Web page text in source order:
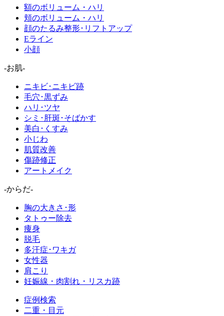
額のボリューム・ハリ
頬のボリューム・ハリ
顔のたるみ整形･リフトアップ
Eライン
小顔
-お肌-
ニキビ･ニキビ跡
毛穴･黒ずみ
ハリ･ツヤ
シミ･肝斑･そばかす
美白･くすみ
小じわ
肌質改善
傷跡修正
アートメイク
-からだ-
胸の大きさ･形
タトゥー除去
痩身
脱毛
多汗症･ワキガ
女性器
肩こり
妊娠線・肉割れ・リスカ跡
症例検索
二重・目元